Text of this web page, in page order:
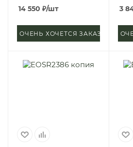
14 550 ₽/шт
ОЧЕНЬ ХОЧЕТСЯ ЗАКАЗАТЬ
3